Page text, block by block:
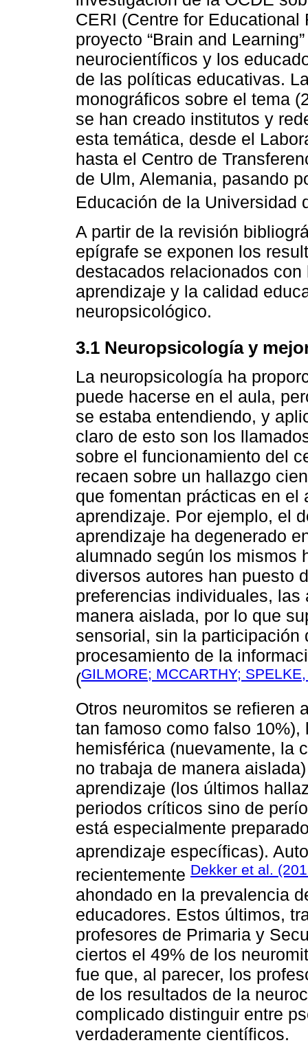
CERI (Centre for
proyecto “Brain and
neurocientíficos y los
de las políticas educativas.
monográficos sobre el tema
se han creado institutos y
esta temática, desde el
hasta el Centro de
de Ulm, Alemania, pasando
Educación de la Universidad
A partir de la revisión
epígrafe se exponen los
destacados relacionados
aprendizaje y la calidad
neuropsicológico.
3.1 Neuropsicología y
La neuropsicología ha
puede hacerse en el aula,
se estaba entendiendo, y
claro de esto son los
sobre el funcionamiento del
recaen sobre un hallazgo
que fomentan prácticas en
aprendizaje. Por ejemplo, el
aprendizaje ha degenerado
alumnado según los mismos
diversos autores han puesto
preferencias individuales,
manera aislada, por lo que
sensorial, sin la
procesamiento de la
(GILMORE; MCCARTHY;
Otros neuromitos se refieren
tan famoso como falso
hemisférica (nuevamente, la
no trabaja de manera
aprendizaje (los últimos
periodos críticos sino de
está especialmente
aprendizaje específicas).
recientemente Dekker et al.
ahondado en la prevalencia
educadores. Estos últimos,
profesores de Primaria y
ciertos el 49% de los
fue que, al parecer, los
de los resultados de la
complicado distinguir entre
verdaderamente científicos.